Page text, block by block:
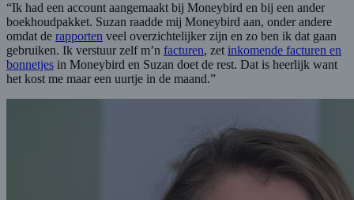
“Ik had een account aangemaakt bij Moneybird en bij een ander
boekhoudpakket. Suzan raadde mij Moneybird aan, onder andere
omdat de rapporten veel overzichtelijker zijn en zo ben ik dat gaan
gebruiken. Ik verstuur zelf m’n facturen, zet inkomende facturen en
bonnetjes in Moneybird en Suzan doet de rest. Dat is heerlijk want
het kost me maar een uurtje in de maand.”